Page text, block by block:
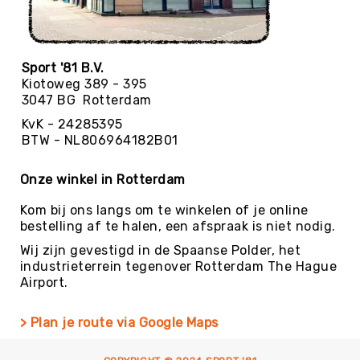
Diversen
de
docent
Gehoorbescherming
Stopwatches
Zandlopers
&
toebehoren
Drinkflessen
&
EHBO
Sport '81 B.V.
Kiotoweg 389 - 395
3047 BG Rotterdam
KvK - 24285395
BTW - NL806964182B01
Onze winkel in Rotterdam
Kom bij ons langs om te winkelen of je online
bestelling af te halen, een afspraak is niet nodig.
Wij zijn gevestigd in de Spaanse Polder, het
industrieterrein tegenover Rotterdam The Hague
Airport.
> Plan je route via Google Maps